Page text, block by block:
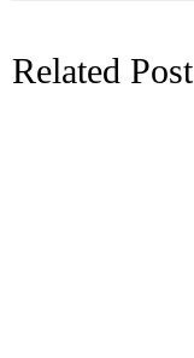
Related Post